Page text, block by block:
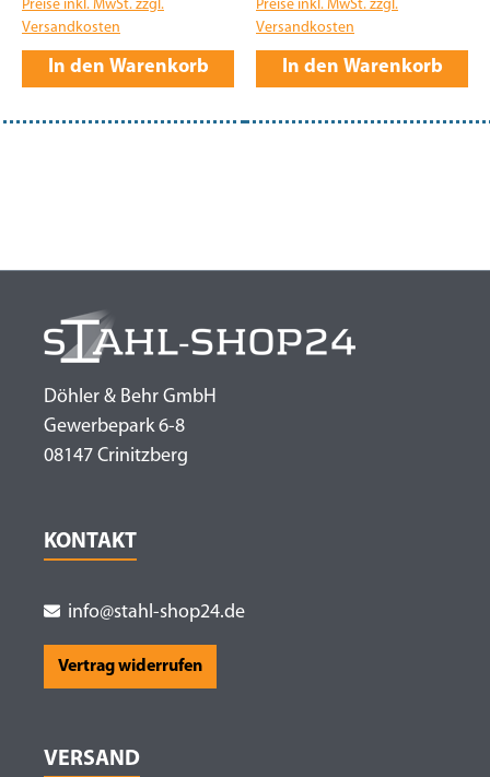
Preise inkl. MwSt. zzgl.
Versandkosten
In den Warenkorb
Preise inkl. MwSt. zzgl.
Versandkosten
In den Warenkorb
Döhler & Behr GmbH
Gewerbepark 6-8
08147 Crinitzberg
KONTAKT
info@stahl-shop24.de
Vertrag widerrufen
VERSAND